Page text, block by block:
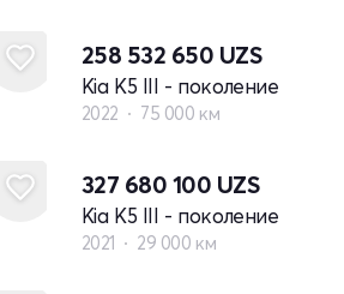
258 532 650 UZS
Kia K5 III - поколение
2022 75 000 км
327 680 100 UZS
Kia K5 III - поколение
2021 29 000 км